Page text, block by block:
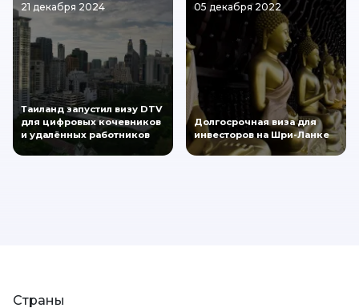
21 декабря 2024
Таиланд запустил визу DTV
для цифровых кочевников
и удалённых работников
05 декабря 2022
Долгосрочная виза для
инвесторов на Шри-Ланке
Страны